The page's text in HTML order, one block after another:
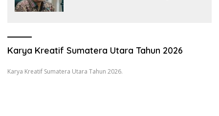
Karya Kreatif Sumatera Utara Tahun 2026
Karya Kreatif Sumatera Utara Tahun 2026.